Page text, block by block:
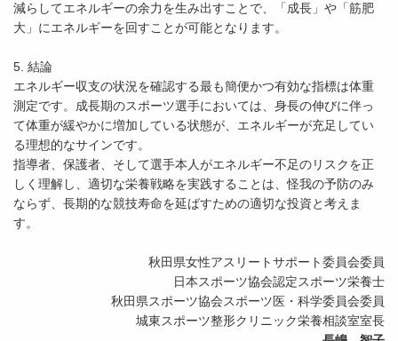
減らしてエネルギーの余力を生み出すことで、「成長」や「筋肥
大」にエネルギーを回すことが可能となります。
5. 結論
エネルギー収支の状況を確認する最も簡便かつ有効な指標は体重
測定です。成長期のスポーツ選手においては、身長の伸びに伴っ
て体重が緩やかに増加している状態が、エネルギーが充足してい
る理想的なサインです。
指導者、保護者、そして選手本人がエネルギー不足のリスクを正
しく理解し、適切な栄養戦略を実践することは、怪我の予防のみ
ならず、長期的な競技寿命を延ばすための適切な投資と考えま
す。
秋田県女性アスリートサポート委員会委員
日本スポーツ協会認定スポーツ栄養士
秋田県スポーツ協会スポーツ医・科学委員会委員
城東スポーツ整形クリニック栄養相談室室長